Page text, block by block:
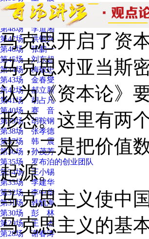
第50场 鲍善冰
第49场 赵 磊
第48场 李道湘
第47场 洪银兴
第46场 张鹏一
第45场 刘东超
第44场 梅敬忠
第43场 金春燮
第42场 郝立新
第41场 胡占凡
第40场 赛 音
第39场 胡鞍钢
第38场 张孝德
第37场 韩 震
第36场 孙茂芳
第35场 罗布泊的创业团队
第34场 王小锡
第33场 李建华
第32场 李中华
第31场 韩毓海
第30场 彭 林
第29场 王 杰
第28场 谢春涛
马克思开启了资
马克思对亚当斯
认为《资本论》
形态。这里有两
来，二是把价值
起源。
马克思主义使中
马克思主义的基